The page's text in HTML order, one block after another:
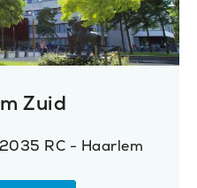
Zuid
RC - Haarlem